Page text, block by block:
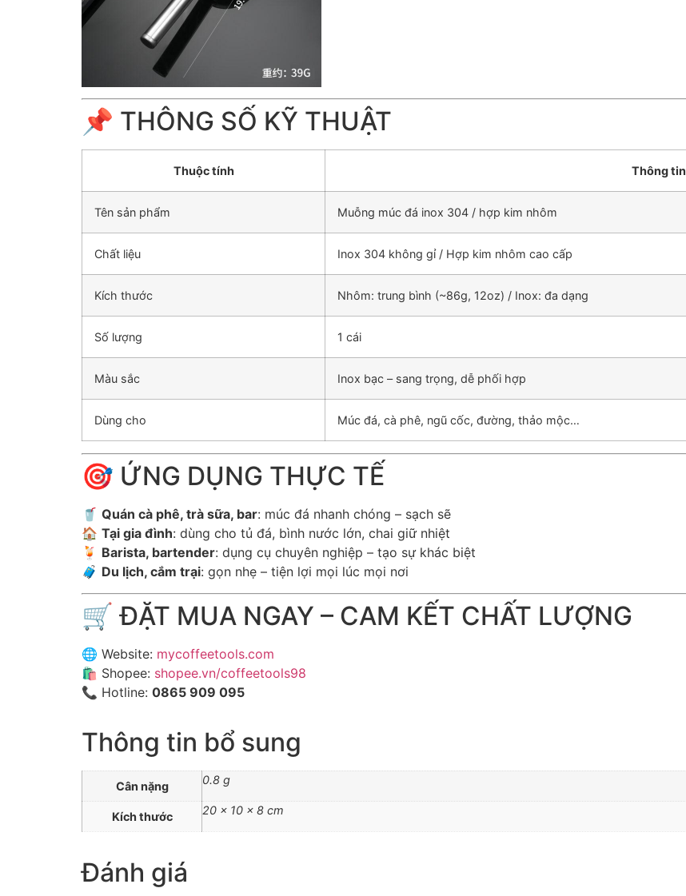
📌 THÔNG SỐ KỸ THUẬT
Thuộc tính Thông tin
Tên sản phẩm Muỗng múc đá inox 304 / hợp kim nhôm
Chất liệu Inox 304 không gỉ / Hợp kim nhôm cao cấp
Kích thước Nhôm: trung bình (~86g, 12oz) / Inox: đa dạng
Số lượng 1 cái
Màu sắc Inox bạc – sang trọng, dễ phối hợp
Dùng cho Múc đá, cà phê, ngũ cốc, đường, thảo mộc…
🎯 ỨNG DỤNG THỰC TẾ
🥤 Quán cà phê, trà sữa, bar: múc đá nhanh chóng – sạch sẽ
🏠 Tại gia đình: dùng cho tủ đá, bình nước lớn, chai giữ nhiệt
🍹 Barista, bartender: dụng cụ chuyên nghiệp – tạo sự khác biệt
🧳 Du lịch, cắm trại: gọn nhẹ – tiện lợi mọi lúc mọi nơi
🛒 ĐẶT MUA NGAY – CAM KẾT CHẤT LƯỢNG
🌐 Website: mycoffeetools.com
🛍 Shopee: shopee.vn/coffeetools98
📞 Hotline: 0865 909 095
Thông tin bổ sung
Cân nặng 0.8 g
Kích thước 20 × 10 × 8 cm
Đánh giá